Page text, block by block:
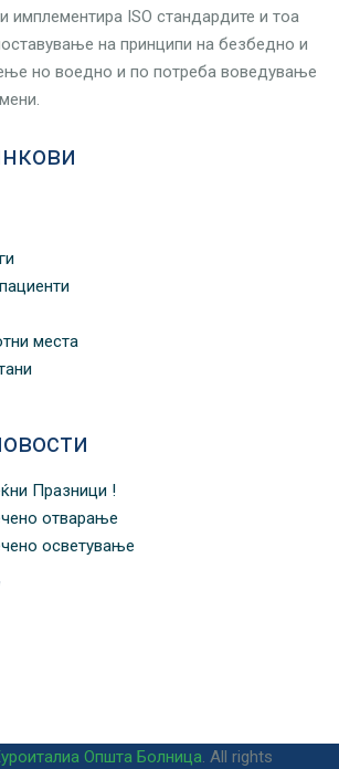
имплементира ISO стандардите и тоа
на принципи на безбедно и
но воедно и по потреба воведување
места
Празници !
отварање
осветување
Општа Болница. All rights